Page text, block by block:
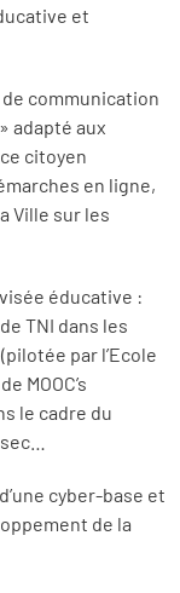
et
communication
adapté aux
citoyen
en ligne,
Ville sur les
éducative :
TNI dans les
par l’Ecole
MOOC’s
le cadre du
cyber-base et
de la